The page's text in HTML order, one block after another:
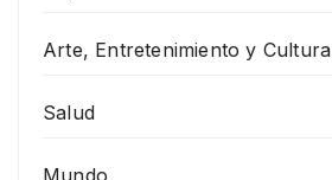
Arte, Entretenimiento y Cultura
Salud
Mundo